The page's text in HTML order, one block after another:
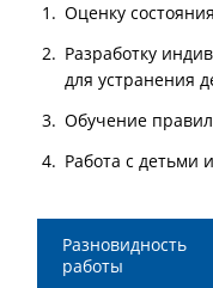
Оценку
Разработку
для устранения
Обучение
Работа с детьми
Разновидность
работы